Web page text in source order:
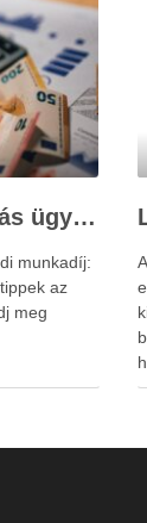
Fizetési meghagyás ügyvédi munkadíja: teljes költségvetési útmutató
munkadíj:
az
meg